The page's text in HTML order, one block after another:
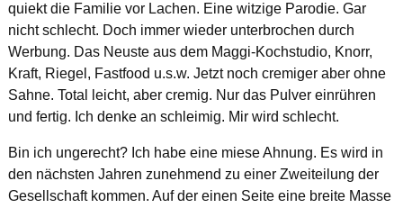
quiekt die Familie vor Lachen. Eine witzige Parodie. Gar
nicht schlecht. Doch immer wieder unterbrochen durch
Werbung. Das Neuste aus dem Maggi-Kochstudio, Knorr,
Kraft, Riegel, Fastfood u.s.w. Jetzt noch cremiger aber ohne
Sahne. Total leicht, aber cremig. Nur das Pulver einrühren
und fertig. Ich denke an schleimig. Mir wird schlecht.
Bin ich ungerecht? Ich habe eine miese Ahnung. Es wird in
den nächsten Jahren zunehmend zu einer Zweiteilung der
Gesellschaft kommen. Auf der einen Seite eine breite Masse